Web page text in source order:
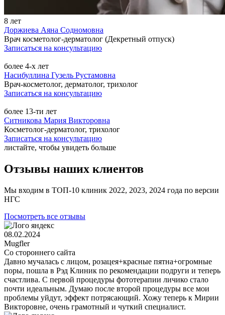
8 лет
Доржиева Аяна Содномовна
Врач косметолог-дерматолог (Декретный отпуск)
Записаться на консультацию
более 4-х лет
Насибуллина Гузель Рустамовна
Врач-косметолог, дерматолог, трихолог
Записаться на консультацию
более 13-ти лет
Ситникова Мария Викторовна
Косметолог-дерматолог, трихолог
Записаться на консультацию
листайте, чтобы увидеть больше
Отзывы наших клиентов
Мы входим в ТОП-10 клиник 2022, 2023, 2024 года по версии
НГС
Посмотреть все отзывы
08.02.2024
Mugfler
Со стороннего сайта
Давно мучалась с лицом, розацея+красные пятна+огромные
поры, пошла в Рэд Клиник по рекомендации подруги и теперь
счастлива. С первой процедуры фототерапии личико стало
почти идеальным. Думаю после второй процедуры все мои
проблемы уйдут, эффект потрясающий. Хожу теперь к Мирии
Викторовне, очень грамотный и чуткий специалист.